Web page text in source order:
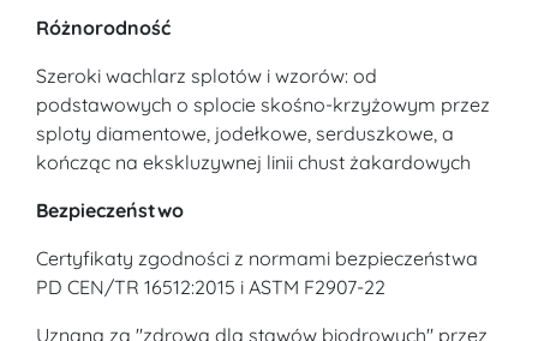
Różnorodność
Szeroki wachlarz splotów i wzorów: od
podstawowych o splocie skośno-krzyżowym przez
sploty diamentowe, jodełkowe, serduszkowe, a
kończąc na ekskluzywnej linii chust żakardowych
Bezpieczeństwo
Certyfikaty zgodności z normami bezpieczeństwa
PD CEN/TR 16512:2015 i ASTM F2907-22
Uznana za "zdrową dla stawów biodrowych" przez